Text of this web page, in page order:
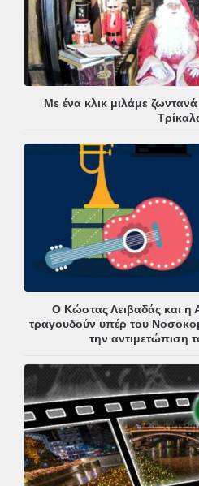
Με ένα κλικ μιλάμε
Ο Κώστας Λειβαδάς και
τραγουδούν υπέρ του
την αντιμετώπιση